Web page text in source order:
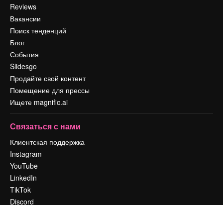
Reviews
Вакансии
Поиск тенденций
Блог
События
Slidesgo
Продайте свой контент
Помещение для прессы
Ищете magnific.ai
Связаться с нами
Клиентская поддержка
Instagram
YouTube
LinkedIn
TikTok
Discord